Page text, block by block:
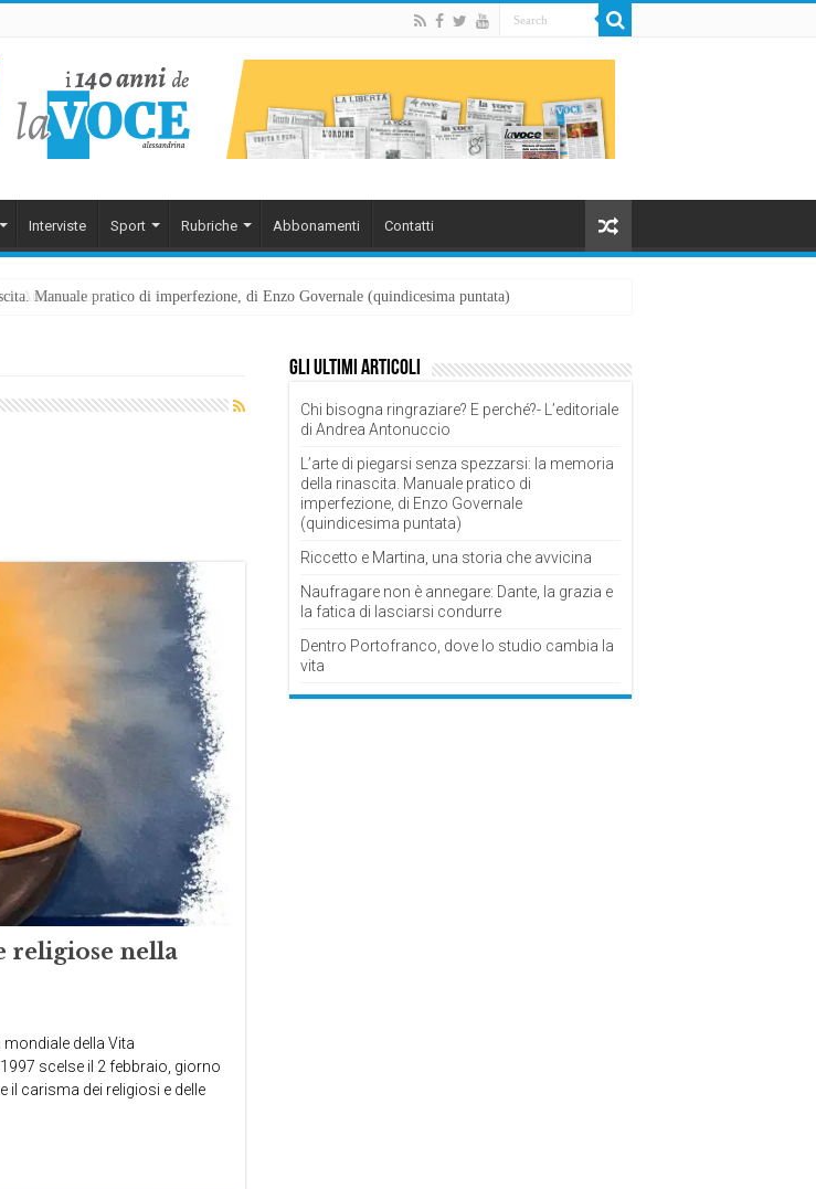
Interviste Sport Rubriche Abbonamenti Contatti
Manuale pratico di imperfezione, di Enzo Governale (quindicesima puntata)
religiose nella
della Vita
scelse il 2 febbraio, giorno
il carisma dei religiosi e delle
Gli ultimi articoli
Chi bisogna ringraziare? E perché?- L’editoriale
di Andrea Antonuccio
L’arte di piegarsi senza spezzarsi: la memoria
della rinascita. Manuale pratico di
imperfezione, di Enzo Governale
(quindicesima puntata)
Riccetto e Martina, una storia che avvicina
Naufragare non è annegare: Dante, la grazia e
la fatica di lasciarsi condurre
Dentro Portofranco, dove lo studio cambia la
vita